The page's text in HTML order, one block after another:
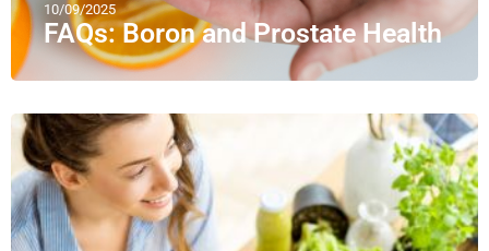
10/09/2025
FAQs: Boron and Prostate Health